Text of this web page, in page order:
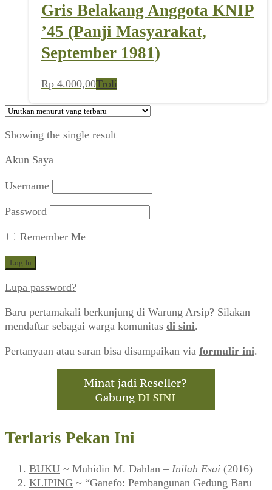
Gris Belakang Anggota KNIP
’45 (Panji Masyarakat,
September 1981)
Rp 4.000,00Troli
Showing the single result
Akun Saya
Username
Password
Remember Me
Lupa password?
Baru pertamakali berkunjung di Warung Arsip? Silakan
mendaftar sebagai warga komunitas di sini.
Pertanyaan atau saran bisa disampaikan via formulir ini.
Terlaris Pekan Ini
BUKU ~ Muhidin M. Dahlan – Inilah Esai (2016)
KLIPING ~ “Ganefo: Pembangunan Gedung Baru